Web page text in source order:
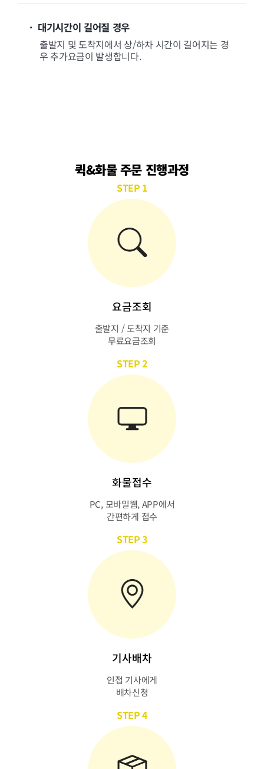
· 대기시간이 길어질 경우
출발지 및 도착지에서 상/하차 시간이 길어지는 경
우 추가요금이 발생합니다.
퀵&화물 주문 진행과정
STEP 1
요금조회
출발지 / 도착지 기준
무료요금조회
STEP 2
화물접수
PC, 모바일웹, APP에서
간편하게 접수
STEP 3
기사배차
인접 기사에게
배차신청
STEP 4